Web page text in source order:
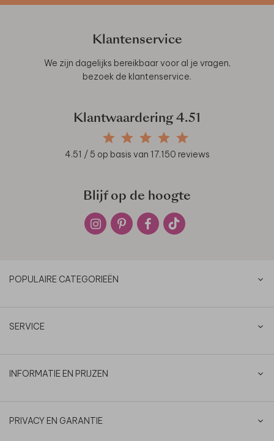
Klantenservice
We zijn dagelijks bereikbaar voor al je vragen,
bezoek de klantenservice.
Klantwaardering 4.51
4.51 / 5 op basis van 17.150 reviews
Blijf op de hoogte
POPULAIRE CATEGORIEËN
SERVICE
INFORMATIE EN PRIJZEN
PRIVACY EN GARANTIE